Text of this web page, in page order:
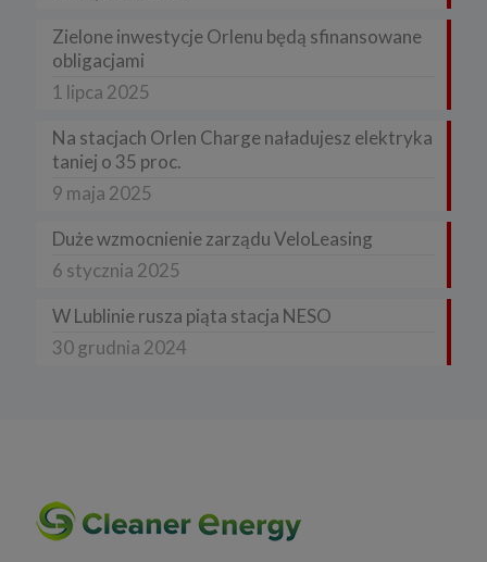
Zielone inwestycje Orlenu będą sfinansowane
obligacjami
1 lipca 2025
Na stacjach Orlen Charge naładujesz elektryka
taniej o 35 proc.
9 maja 2025
Duże wzmocnienie zarządu VeloLeasing
6 stycznia 2025
W Lublinie rusza piąta stacja NESO
30 grudnia 2024